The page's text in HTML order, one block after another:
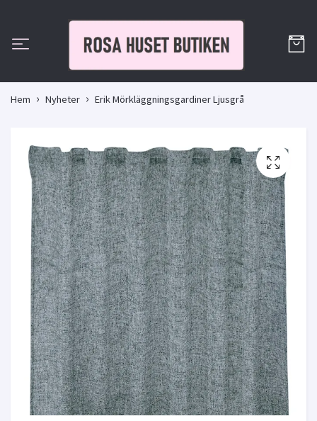
Hem Nyheter Erik Mörkläggningsgardiner Ljusgrå